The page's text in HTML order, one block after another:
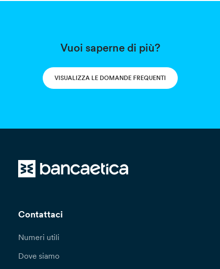
Vuoi saperne di più?
VISUALIZZA LE DOMANDE FREQUENTI
Contattaci
Numeri utili
Dove siamo